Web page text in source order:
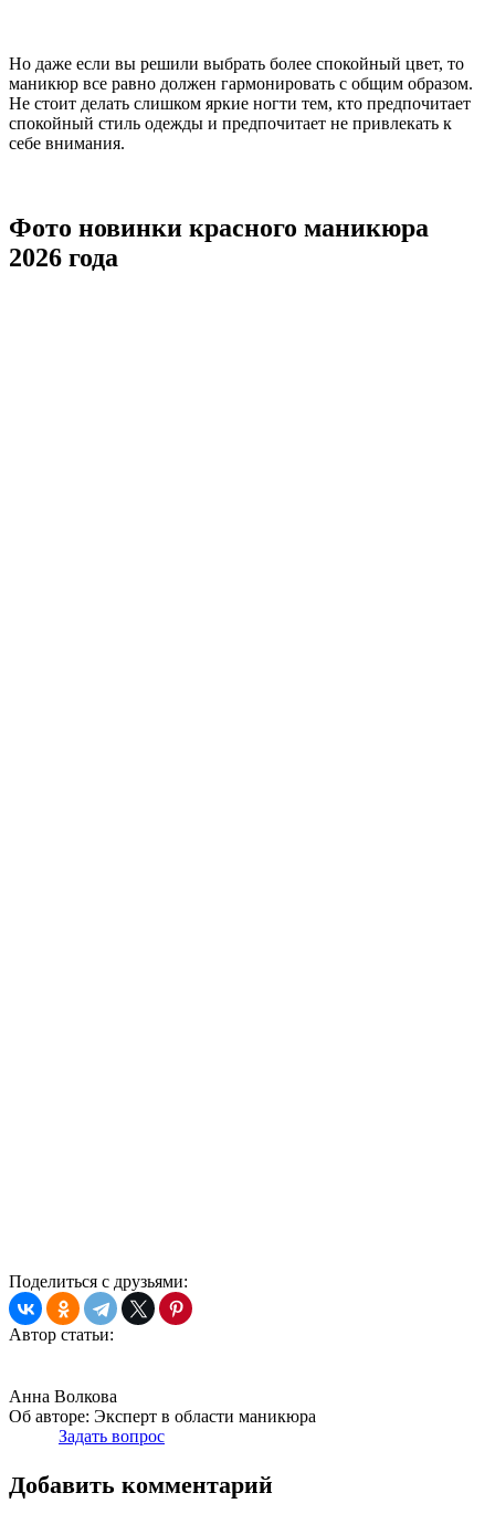
Но даже если вы решили выбрать более спокойный цвет, то
маникюр все равно должен гармонировать с общим образом.
Не стоит делать слишком яркие ногти тем, кто предпочитает
спокойный стиль одежды и предпочитает не привлекать к
себе внимания.
Фото новинки красного маникюра
2026 года
Поделиться с друзьями:
Автор статьи:
Анна Волкова
Об авторе: Эксперт в области маникюра
Задать вопрос
Добавить комментарий